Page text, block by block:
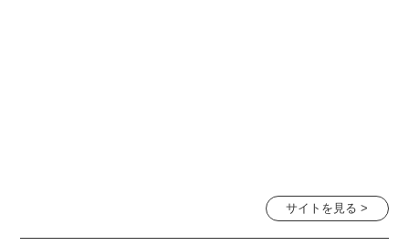
サイトを見る >